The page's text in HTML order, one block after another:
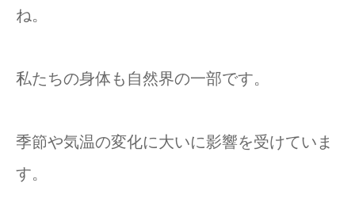
ね。
私たちの身体も自然界の一部です。
季節や気温の変化に大いに影響を受けていま
す。